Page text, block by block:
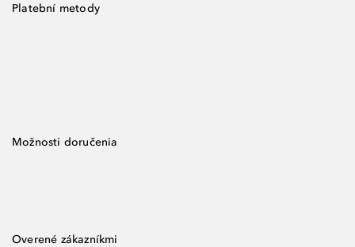
Platební metody
Možnosti doručenia
Overené zákazníkmi